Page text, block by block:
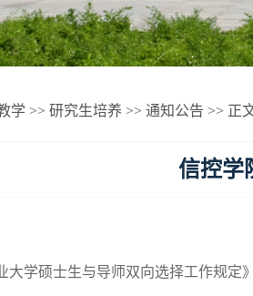
学 >> 研究生培养 >> 通知公告 >> 正
信控学
大学硕士生与导师双向选择工作规定